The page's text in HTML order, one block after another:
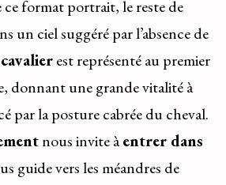
format portrait, le reste de
un ciel suggéré par l’absence de
cavalierest représenté au premier
donnant une grande vitalité à
par la posture cabrée du cheval.
nous invite àentrer dans
guide vers les méandres de